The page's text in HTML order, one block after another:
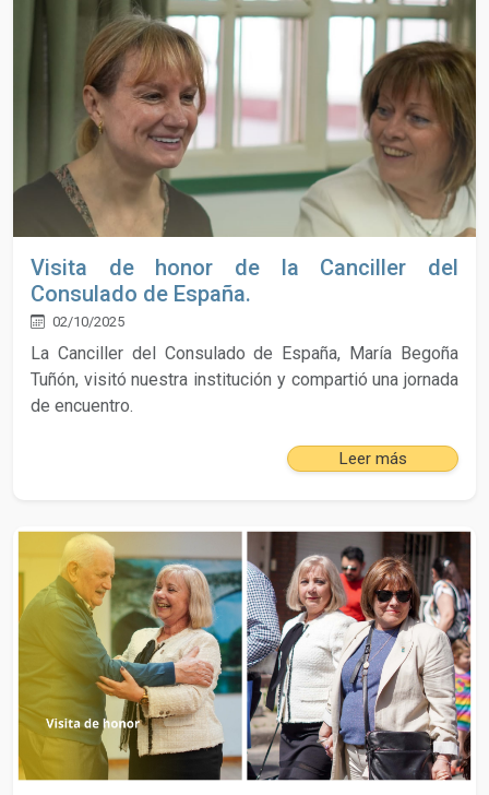
Visita de honor de la Canciller del
Consulado de España.
02/10/2025
La Canciller del Consulado de España, María Begoña
Tuñón, visitó nuestra institución y compartió una jornada
de encuentro.
Leer más